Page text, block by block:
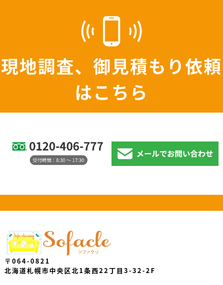
現地調査、御見積もり依頼
はこちら
〒064-0821
北海道札幌市中央区北1条西22丁目3-32-2F